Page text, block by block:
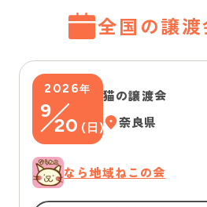
全国の譲
2026年
9
20 ( 日)
猫の譲渡会
奈良県
なら地域ねこの会